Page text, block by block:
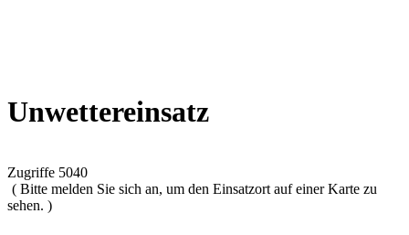
Unwettereinsatz
Zugriffe 5040
( Bitte melden Sie sich an, um den Einsatzort auf einer Karte zu
sehen. )